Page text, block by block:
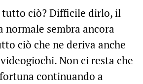
tutto ciò? Difficile dirlo, il
sembra ancora
ciò che ne deriva anche
Non ci resta che
continuando a